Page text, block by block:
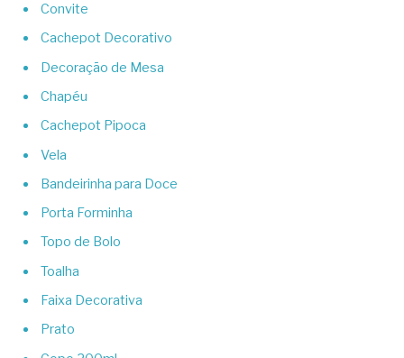
Convite
Cachepot Decorativo
Decoração de Mesa
Chapéu
Cachepot Pipoca
Vela
Bandeirinha para Doce
Porta Forminha
Topo de Bolo
Toalha
Faixa Decorativa
Prato